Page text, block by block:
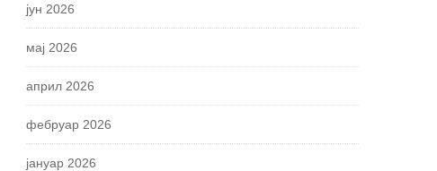
јун 2026
мај 2026
април 2026
фебруар 2026
јануар 2026